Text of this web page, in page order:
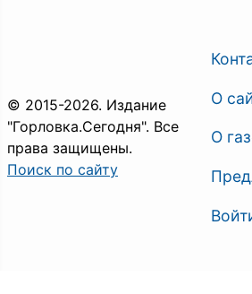
© 2015-2026. Издание
"Горловка.Сегодня". Все
права защищены.
Поиск по сайту
О
О